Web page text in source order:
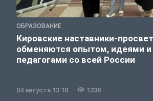
ОБРАЗОВАНИЕ
Кировские наставники-
обменяются опытом, идеями и
педагогами со всей России
04 августа 13:10 1238